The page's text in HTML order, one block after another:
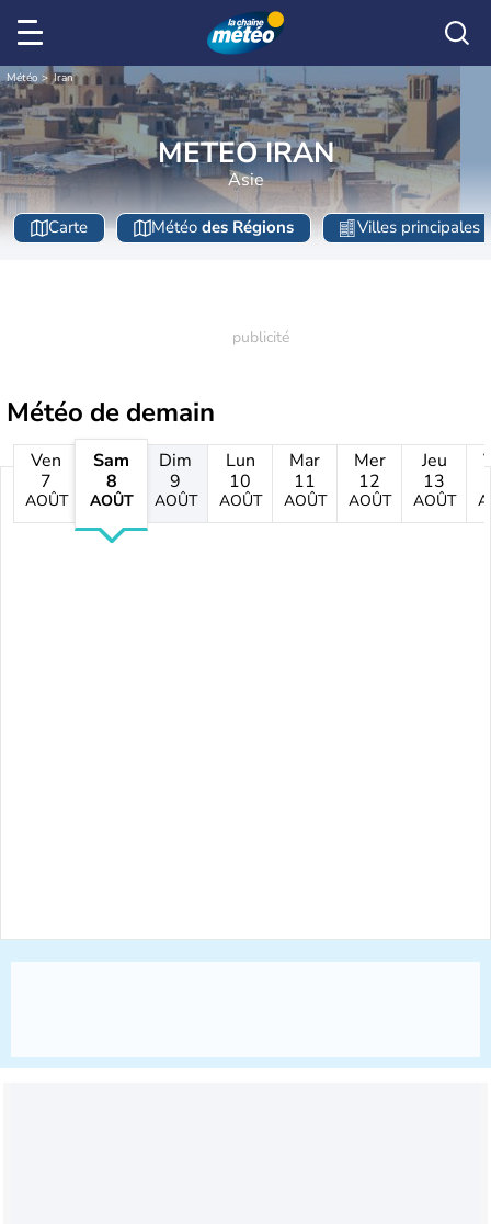
Météo Iran
METEO IRAN
Asie
Carte Météo des Régions Villes principales
Météo de demain
Ven
7
AOÛT
Sam
8
AOÛT
Dim
9
AOÛT
Lun
10
AOÛT
Mar
11
AOÛT
Mer
12
AOÛT
Jeu
13
AOÛT